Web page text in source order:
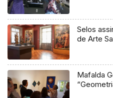
Selos
de Arte
Mafalda